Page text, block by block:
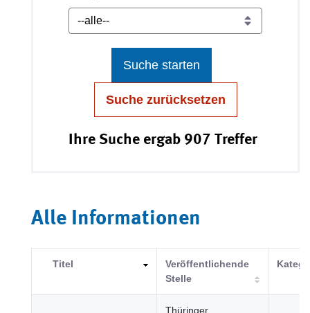
Suche starten
Suche zurücksetzen
Ihre Suche ergab 907 Treffer
Alle Informationen
Titel
Veröffentlichende
Stelle
Thüringer